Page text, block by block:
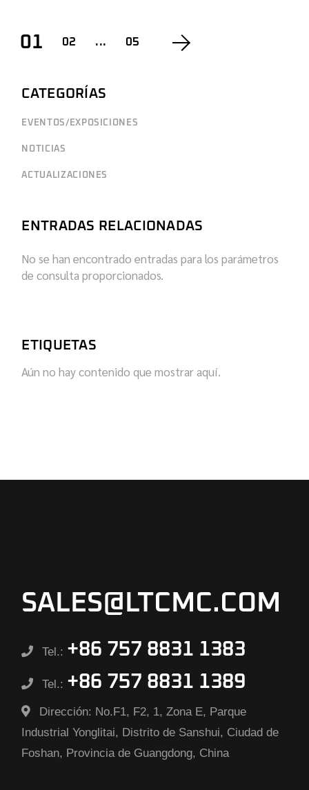
POSTS
01 02 ... 05
CATEGORÍAS
EVENTOS/EXPOSICIONES
NOTICIAS
ACTUALIZACIONES
ENTRADAS RELACIONADAS
No se han encontrado entradas para los parámetros
de consulta proporcionados.
ETIQUETAS
Aún no hay contenido que mostrar aquí.
SALES@LTCMC.COM
Tel.: +86 757 8831 1383
Tel.: +86 757 8831 1389
Dirección: No.F1, F2, 1, Zona E, Parque
Industrial Yonglitai, Distrito de Sanshui, Ciudad de
Foshan, Provincia de Guangdong, China